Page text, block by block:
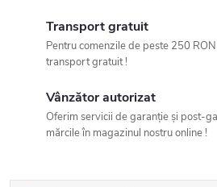
Transport gratuit
Pentru comenzile de peste 250
transport gratuit !
Vânzător autorizat
Oferim servicii de garanție și post-
mărcile în magazinul nostru online !